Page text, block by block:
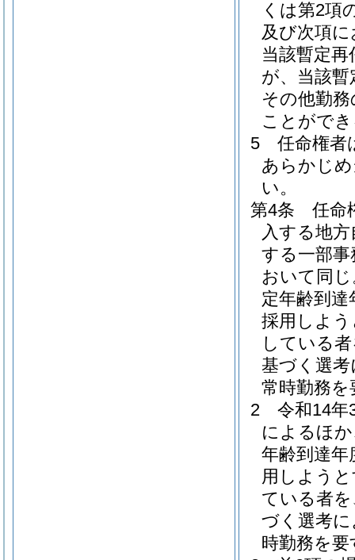
くは第2項
及び次項
当該暫定
が、当該
その他勤
ことがで
5
任命権者
あらかじ
い。
第4条
任命
入する地
する一部
おいて同じ
定年齢到
採用しよ
している
基づく選
常時勤務
2
令和14年
によるほ
年齢到達
用しよう
ている者
づく選考
時勤務を